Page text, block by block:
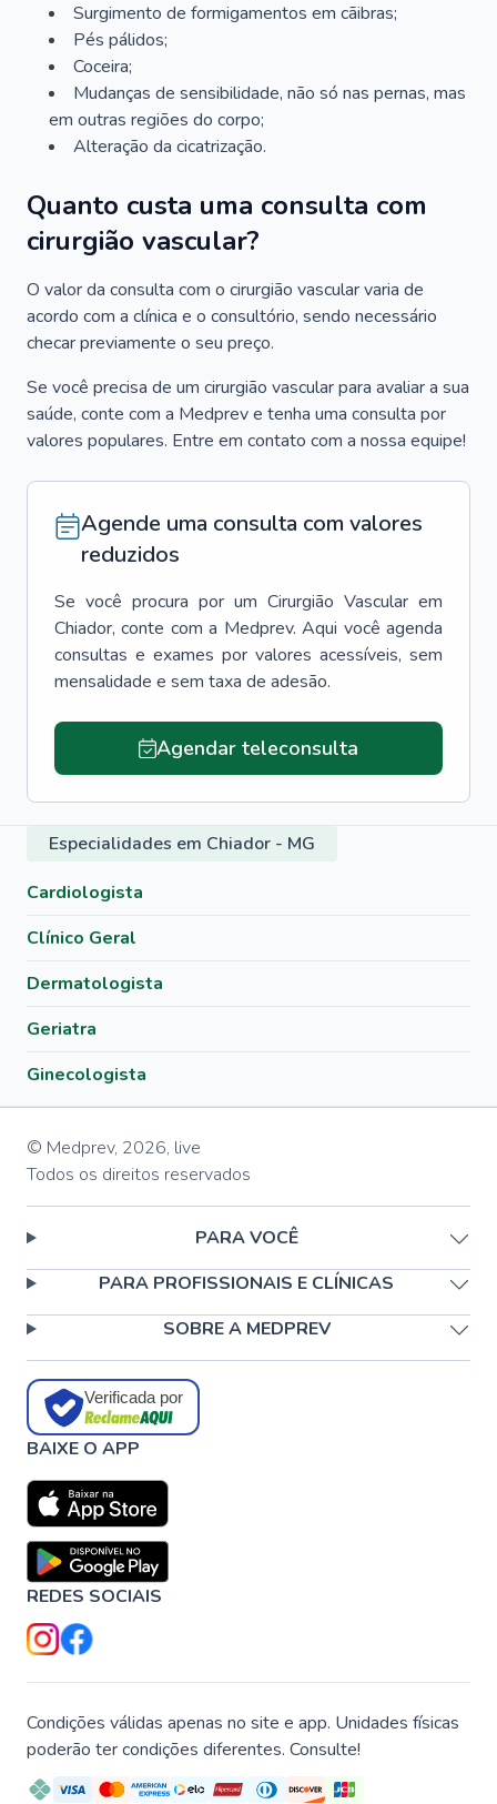
Surgimento de formigamentos em cãibras;
Pés pálidos;
Coceira;
Mudanças de sensibilidade, não só nas pernas, mas
em outras regiões do corpo;
Alteração da cicatrização.
Quanto custa uma consulta com
cirurgião vascular?
O valor da consulta com o cirurgião vascular varia de
acordo com a clínica e o consultório, sendo necessário
checar previamente o seu preço.
Se você precisa de um cirurgião vascular para avaliar a sua
saúde, conte com a Medprev e tenha uma consulta por
valores populares. Entre em contato com a nossa equipe!
Agende uma consulta com valores
reduzidos
Se você procura por um Cirurgião Vascular em
Chiador, conte com a Medprev. Aqui você agenda
consultas e exames por valores acessíveis, sem
mensalidade e sem taxa de adesão.
Agendar teleconsulta
Especialidades em Chiador - MG
Cardiologista
Clínico Geral
Dermatologista
Geriatra
Ginecologista
© Medprev, 2026, live
Todos os direitos reservados
PARA VOCÊ
PARA PROFISSIONAIS E CLÍNICAS
SOBRE A MEDPREV
Verificada por
BAIXE O APP
REDES SOCIAIS
Condições válidas apenas no site e app. Unidades físicas
poderão ter condições diferentes. Consulte!